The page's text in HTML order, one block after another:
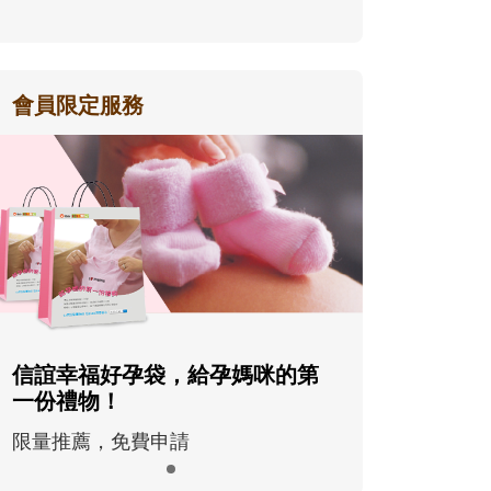
會員限定服務
信誼幸福好孕袋，給孕媽咪的第
一份禮物！
限量推薦，免費申請